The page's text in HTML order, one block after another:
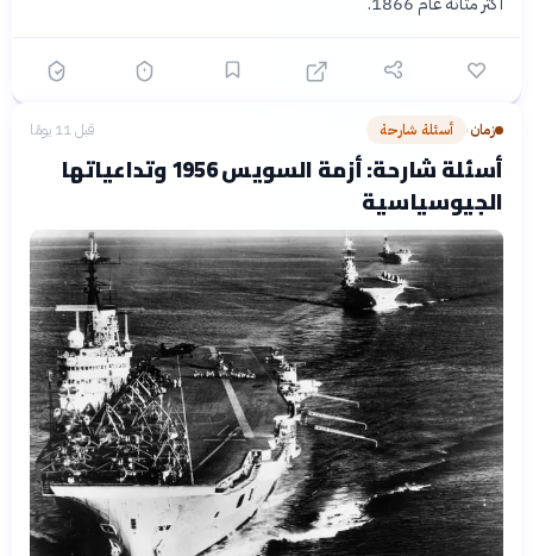
زمان› أسئلة شارحة قبل 11 يومًا
أسئلة شارحة: أزمة السويس 1956 وتداعياتها
الجيوسياسية